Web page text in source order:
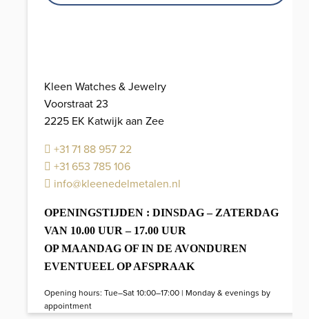
Kleen Watches & Jewelry
Voorstraat 23
2225 EK Katwijk aan Zee
+31 71 88 957 22
+31 653 785 106
info@kleenedelmetalen.nl
OPENINGSTIJDEN : DINSDAG – ZATERDAG
VAN 10.00 UUR – 17.00 UUR
OP MAANDAG OF IN DE AVONDUREN
EVENTUEEL OP AFSPRAAK
Opening hours: Tue–Sat 10:00–17:00 | Monday & evenings by
appointment